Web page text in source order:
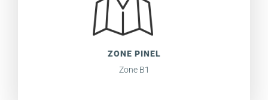
ZONE PINEL
Zone B1